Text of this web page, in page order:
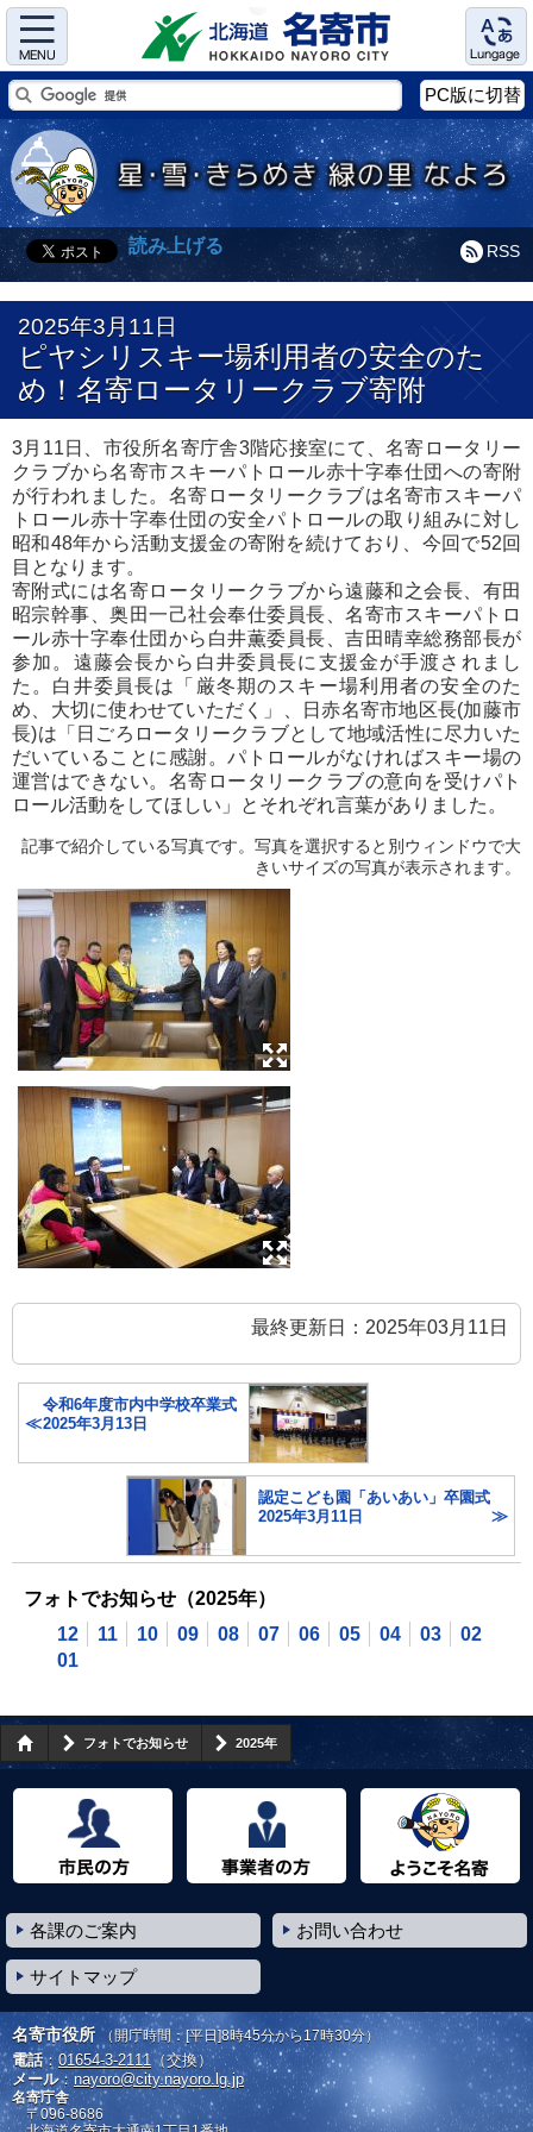
Menu Language
PC版に切替
RSS
読み上げる
2025年3月11日
ピヤシリスキー場利用者の安全のた
め！名寄ロータリークラブ寄附
3月11日、市役所名寄庁舎3階応接室にて、名寄ロータリー
クラブから名寄市スキーパトロール赤十字奉仕団への寄附
が行われました。名寄ロータリークラブは名寄市スキーパ
トロール赤十字奉仕団の安全パトロールの取り組みに対し
昭和48年から活動支援金の寄附を続けており、今回で52回
目となります。
寄附式には名寄ロータリークラブから遠藤和之会長、有田
昭宗幹事、奥田一己社会奉仕委員長、名寄市スキーパトロ
ール赤十字奉仕団から白井薫委員長、吉田晴幸総務部長が
参加。遠藤会長から白井委員長に支援金が手渡されまし
た。白井委員長は「厳冬期のスキー場利用者の安全のた
め、大切に使わせていただく」、日赤名寄市地区長(加藤市
長)は「日ごろロータリークラブとして地域活性に尽力いた
だいていることに感謝。パトロールがなければスキー場の
運営はできない。名寄ロータリークラブの意向を受けパト
ロール活動をしてほしい」とそれぞれ言葉がありました。
記事で紹介している写真です。写真を選択すると別ウィンドウで大
きいサイズの写真が表示されます。
最終更新日：2025年03月11日
令和6年度市内中学校卒業式
2025年3月13日
認定こども園「あいあい」卒園式
2025年3月11日
フォトでお知らせ（2025年）
12
11 10 09 08 07 06 05 04 03
02
01
フォトでお知らせ 2025年
各課のご案内 お問い合わせ
サイトマップ
名寄市役所 （開庁時間：[平日]8時45分から17時30分）
電話： 01654-3-2111 （交換）
メール： nayoro@city.nayoro.lg.jp
名寄庁舎
〒096-8686